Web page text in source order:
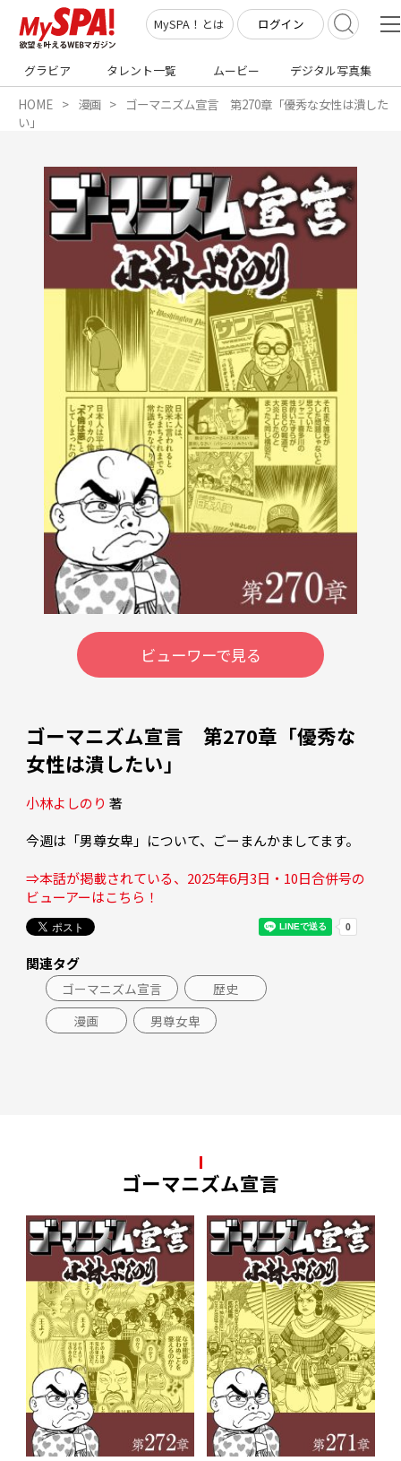
MySPA！とは ログイン
グラビア タレント一覧 ムービー デジタル写真集
HOME 漫画
ゴーマニズム宣言 第270章「優秀な女性は潰した
い」
ビューワーで見る
ゴーマニズム宣言 第270章「優秀な
女性は潰したい」
小林よしのり 著
今週は「男尊女卑」について、ごーまんかましてます。
⇒本話が掲載されている、2025年6月3日・10日合併号の
ビューアーはこちら！
関連タグ
ゴーマニズム宣言
歴史
漫画
男尊女卑
ゴーマニズム宣言